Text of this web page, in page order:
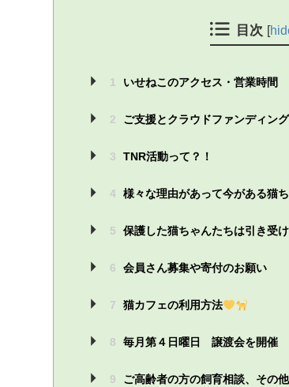
目次 [
1 いせねこのアクセス・営業時間
2 ご支援とクラウドファンディン
3 TNR活動って？！
4 様々な理由があって今がある猫
5 保護した猫ちゃんたちは引き受
6 会員さん募集や寄付のお願い
7 猫カフェの利用方法
8 毎月第４日曜日 譲渡会を開催
9 ご高齢者の方の飼育相談、その他